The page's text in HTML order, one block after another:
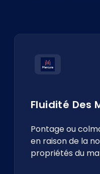
Fluidité Des
Pontage ou
en raison de la
propriétés du